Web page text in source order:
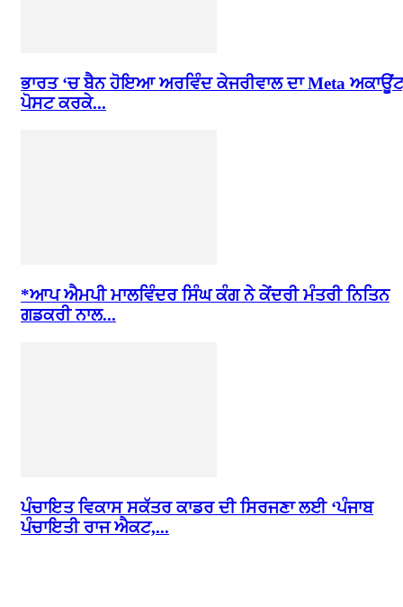
ਭਾਰਤ ‘ਚ ਬੈਨ ਹੋਇਆ ਅਰਵਿੰਦ ਕੇਜਰੀਵਾਲ ਦਾ Meta
ਪੋਸਟ ਕਰਕੇ...
*ਆਪ ਐਮਪੀ ਮਾਲਵਿੰਦਰ ਸਿੰਘ ਕੰਗ ਨੇ ਕੇਂਦਰੀ ਮੰਤਰੀ ਨਿਤਿਨ
ਗਡਕਰੀ ਨਾਲ...
ਪੰਚਾਇਤ ਵਿਕਾਸ ਸਕੱਤਰ ਕਾਡਰ ਦੀ ਸਿਰਜਣਾ ਲਈ ‘ਪੰਜਾਬ
ਪੰਚਾਇਤੀ ਰਾਜ ਐਕਟ,...